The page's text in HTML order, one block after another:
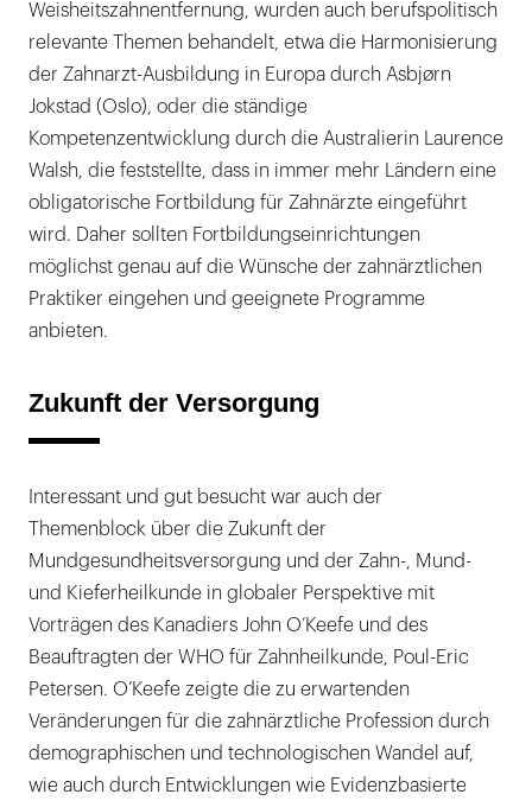
Weisheitszahnentfernung, wurden auch berufspolitisch
relevante Themen behandelt, etwa die Harmonisierung
der Zahnarzt-Ausbildung in Europa durch Asbjørn
Jokstad (Oslo), oder die ständige
Kompetenzentwicklung durch die Australierin Laurence
Walsh, die feststellte, dass in immer mehr Ländern eine
obligatorische Fortbildung für Zahnärzte eingeführt
wird. Daher sollten Fortbildungseinrichtungen
möglichst genau auf die Wünsche der zahnärztlichen
Praktiker eingehen und geeignete Programme
anbieten.
Zukunft der Versorgung
Interessant und gut besucht war auch der
Themenblock über die Zukunft der
Mundgesundheitsversorgung und der Zahn-, Mund-
und Kieferheilkunde in globaler Perspektive mit
Vorträgen des Kanadiers John O’Keefe und des
Beauftragten der WHO für Zahnheilkunde, Poul-Eric
Petersen. O’Keefe zeigte die zu erwartenden
Veränderungen für die zahnärztliche Profession durch
demographischen und technologischen Wandel auf,
wie auch durch Entwicklungen wie Evidenzbasierte